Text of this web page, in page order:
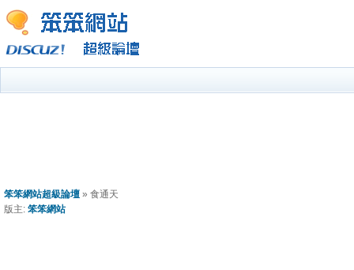
笨笨網站超級論壇 » 食通天
版主: 笨笨網站